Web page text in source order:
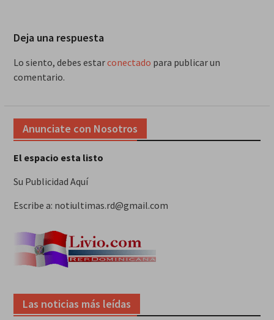
Deja una respuesta
Lo siento, debes estarconectado para publicar un
comentario.
Anunciate con Nosotros
El espacio esta listo
Su Publicidad Aquí
Escribe a: notiultimas.rd@gmail.com
Las noticias más leídas